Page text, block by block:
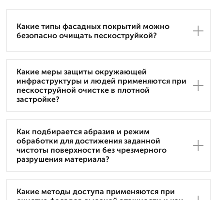
Какие типы фасадных покрытий можно
безопасно очищать пескоструйкой?
Какие меры защиты окружающей
инфраструктуры и людей применяются при
пескоструйной очистке в плотной
застройке?
Как подбирается абразив и режим
обработки для достижения заданной
чистоты поверхности без чрезмерного
разрушения материала?
Какие методы доступа применяются при